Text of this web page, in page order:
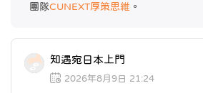
團隊CUNEXT厚策思維 。
知遇宛日本上門
2026年8月9日 21:24